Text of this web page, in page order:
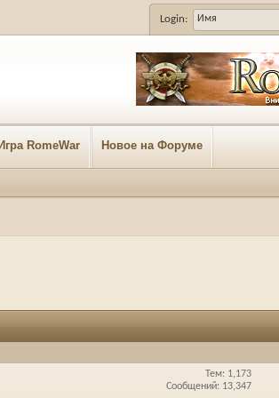
Login:
Игра RomeWar Новое на Форуме
Тем: 1,173
Сообщений: 13,347